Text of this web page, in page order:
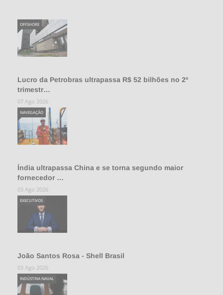
Lucro da Petrobras ultrapassa R$ 52 bilhões no 2º
trimestr…
OFFSHORE
07 Ago 2026
Índia ultrapassa China e se torna segundo maior
fornecedor …
NAVEGAÇÃO
03 Ago 2026
João Santos Rosa - Shell Brasil
EXECUTIVOS
03 Ago 2026
INDÚSTRIA NAVAL